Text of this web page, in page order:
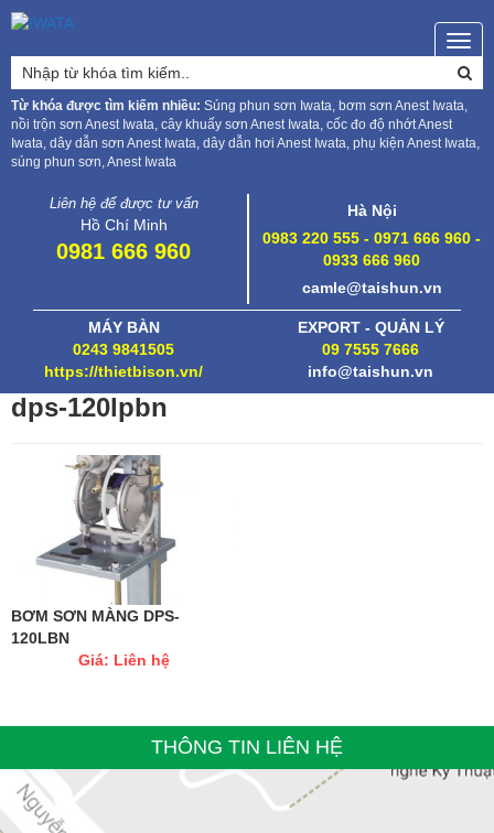
Từ khóa được tìm kiếm nhiều: Súng phun sơn Iwata, bơm sơn Anest Iwata,
nồi trộn sơn Anest Iwata, cây khuấy sơn Anest Iwata, cốc đo độ nhớt Anest
Iwata, dây dẫn sơn Anest Iwata, dây dẫn hơi Anest Iwata, phụ kiện Anest Iwata,
súng phun sơn, Anest Iwata
Liên hệ để được tư vấn
Hồ Chí Minh
0981 666 960
Hà Nội
0983 220 555 - 0971 666 960 -
0933 666 960
camle@taishun.vn
MÁY BÀN
0243 9841505
https://thietbison.vn/
EXPORT - QUẢN LÝ
09 7555 7666
info@taishun.vn
dps-120lpbn
BƠM SƠN MÀNG DPS-
120LBN
Giá: Liên hệ
THÔNG TIN LIÊN HỆ